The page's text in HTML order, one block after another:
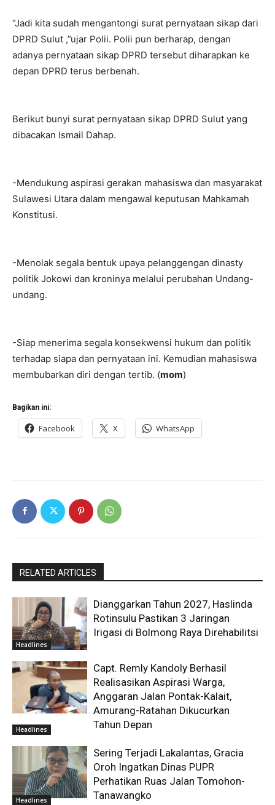
“Jadi kita sudah mengantongi surat pernyataan sikap dari
DPRD Sulut ,”ujar Polii. Polii pun berharap, dengan
adanya pernyataan sikap DPRD tersebut diharapkan ke
depan DPRD terus berbenah.
Berikut bunyi surat pernyataan sikap DPRD Sulut yang
dibacakan Ismail Dahap.
-Mendukung aspirasi gerakan mahasiswa dan masyarakat
Sulawesi Utara dalam mengawal keputusan Mahkamah
Konstitusi.
-Menolak segala bentuk upaya pelanggengan dinasty
politik Jokowi dan kroninya melalui perubahan Undang-
undang.
-Siap menerima segala konsekwensi hukum dan politik
terhadap siapa dan pernyataan ini. Kemudian mahasiswa
membubarkan diri dengan tertib. (mom)
Bagikan ini:
Facebook X WhatsApp
RELATED ARTICLES
Headlines
Dianggarkan Tahun 2027, Haslinda
Rotinsulu Pastikan 3 Jaringan
Irigasi di Bolmong Raya Direhabilitsi
Headlines
Capt. Remly Kandoly Berhasil
Realisasikan Aspirasi Warga,
Anggaran Jalan Pontak-Kalait,
Amurang-Ratahan Dikucurkan
Tahun Depan
Headlines
Sering Terjadi Lakalantas, Gracia
Oroh Ingatkan Dinas PUPR
Perhatikan Ruas Jalan Tomohon-
Tanawangko